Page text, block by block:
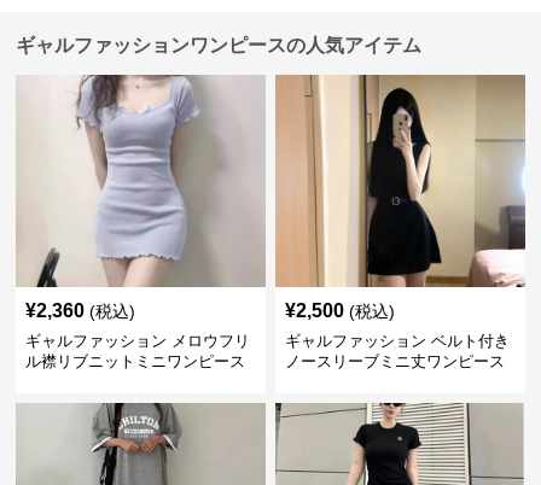
ギャルファッションワンピースの人気アイテム
¥2,360 (税込)
ギャルファッション メロウフリ
ル襟リブニットミニワンピース
¥2,500 (税込)
ギャルファッション ベルト付き
ノースリーブミニ丈ワンピース